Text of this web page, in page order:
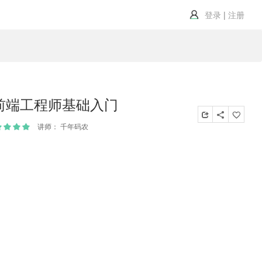
登录 | 注册
端工程师基础入门
讲师： 千年码农